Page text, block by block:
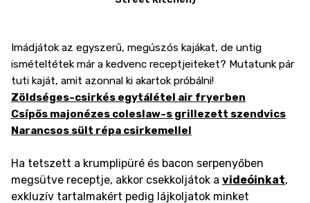
Imádjátok az egyszerű, megúszós kajákat, de untig
ismételtétek már a kedvenc receptjeiteket? Mutatunk pár
tuti kaját, amit azonnal ki akartok próbálni!
Zöldséges-csirkés egytálétel air fryerben
Csípős majonézes coleslaw-s grillezett szendvics
Narancsos sült répa csirkemellel
Ha tetszett a krumplipüré és bacon serpenyőben
megsütve receptje, akkor csekkoljátok a videóinkat,
exkluzív tartalmakért pedig lájkoljatok minket